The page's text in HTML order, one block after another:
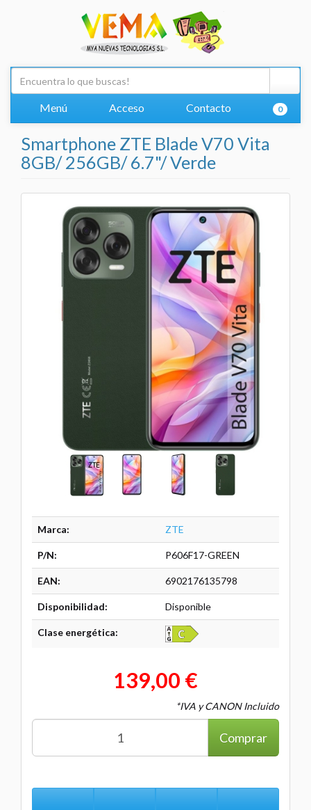
Menú Acceso Contacto 0
Smartphone ZTE Blade V70 Vita
8GB/ 256GB/ 6.7"/ Verde
Marca: ZTE
P/N: P606F17-GREEN
EAN: 6902176135798
Disponibilidad: Disponible
Clase energética:
139,00 €
*IVA y CANON Incluido
Comprar